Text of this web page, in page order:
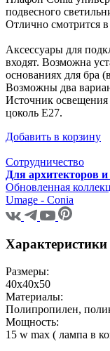
подвесного
Отлично смотрится
Аксессуары для
входят. Возможна
основаниях для бра
Возможны два
Источник
цоколь E27.
Добавить в корзину
Сотрудничество
Для архитекторов и
Обновленная
Umage - Conia
Характеристики
Размеры:
40x40x50
Материалы:
Полипропилен,
Мощность:
15 w max ( лампа в